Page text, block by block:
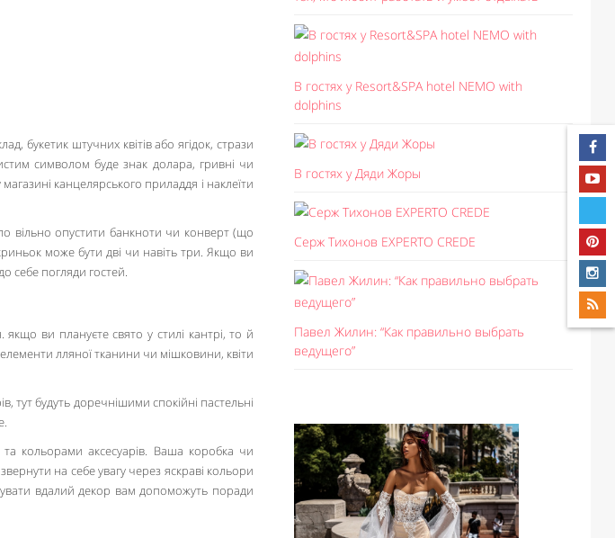
букетик штучних квітів або ягідок, стрази
символом буде знак долара, гривні чи
канцелярського приладдя і наклеїти
вільно опустити банкноти чи конверт (що
може бути дві чи навіть три. Якщо ви
себе погляди гостей.
якщо ви плануєте свято у стилі кантрі, то й
лляної тканини чи мішковини, квіти
тут будуть доречнішими спокійні пастельні
кольорами аксесуарів. Ваша коробка чи
на себе увагу через яскраві кольори
вдалий декор вам допоможуть поради
В гостях у Resort&SPA hotel NEMO with
dolphins
В гостях у Дяди Жоры
Серж Тихонов EXPERTO CREDE
Павел Жилин: “Как правильно выбрать
ведущего”